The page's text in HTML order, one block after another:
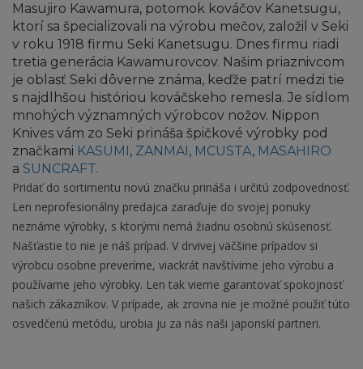
Masujiro Kawamura, potomok kováčov Kanetsugu,
ktorí sa špecializovali na výrobu mečov, založil v Seki
v roku 1918 firmu Seki Kanetsugu. Dnes firmu riadi
tretia generácia Kawamurovcov. Našim priaznivcom
je oblasť Seki dôverne známa, keďže patrí medzi tie
s najdlhšou históriou kováčskeho remesla. Je sídlom
mnohých významných výrobcov nožov. Nippon
Knives vám zo Seki prináša špičkové výrobky pod
značkami KASUMI , ZANMAI , MCUSTA, MASAHIRO
a SUNCRAFT.
Pridať do sortimentu novú značku prináša i určitú zodpovednosť.
Len neprofesionálny predajca zaraďuje do svojej ponuky
neznáme výrobky, s ktorými nemá žiadnu osobnú skúsenosť.
Našťastie to nie je náš prípad. V drvivej väčšine prípadov si
výrobcu osobne preveríme, viackrát navštívime jeho výrobu a
používame jeho výrobky. Len tak vieme garantovať spokojnosť
našich zákazníkov. V prípade, ak zrovna nie je možné použiť túto
osvedčenú metódu, urobia ju za nás naši japonskí partneri.